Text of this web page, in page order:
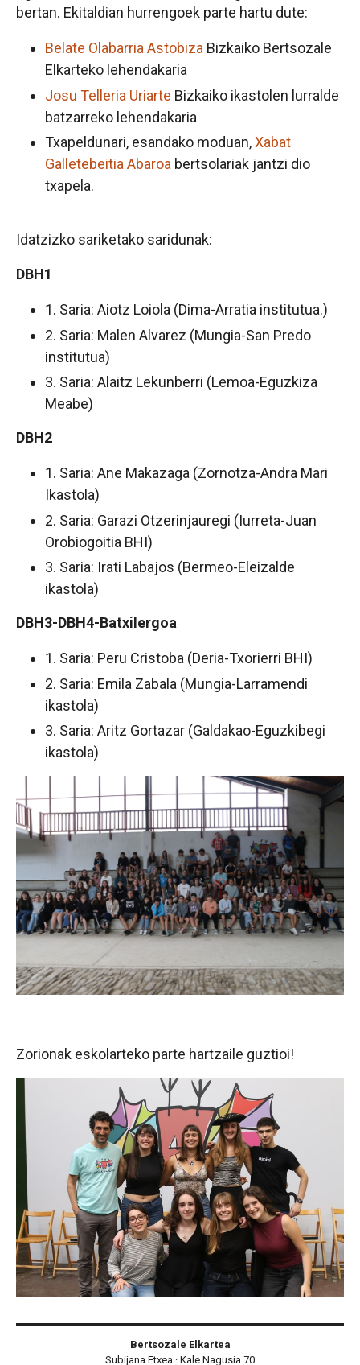
bertan. Ekitaldian hurrengoek parte hartu dute:
Belate Olabarria Astobiza Bizkaiko Bertsozale
Elkarteko lehendakaria
Josu Telleria Uriarte Bizkaiko ikastolen lurralde
batzarreko lehendakaria
Txapeldunari, esandako moduan,Xabat
Galletebeitia Abaroa bertsolariak jantzi dio
txapela.
Idatzizko sariketako saridunak:
DBH1
1. Saria: Aiotz Loiola (Dima-Arratia institutua.)
2. Saria: Malen Alvarez (Mungia-San Predo
institutua)
3. Saria: Alaitz Lekunberri (Lemoa-Eguzkiza
Meabe)
DBH2
1. Saria: Ane Makazaga (Zornotza-Andra Mari
Ikastola)
2. Saria: Garazi Otzerinjauregi (Iurreta-Juan
Orobiogoitia BHI)
3. Saria: Irati Labajos (Bermeo-Eleizalde
ikastola)
DBH3-DBH4-Batxilergoa
1. Saria: Peru Cristoba (Deria-Txorierri BHI)
2. Saria: Emila Zabala (Mungia-Larramendi
ikastola)
3. Saria: Aritz Gortazar (Galdakao-Eguzkibegi
ikastola)
Zorionak eskolarteko parte hartzaile guztioi!
Bertsozale Elkartea
Subijana Etxea · Kale Nagusia 70